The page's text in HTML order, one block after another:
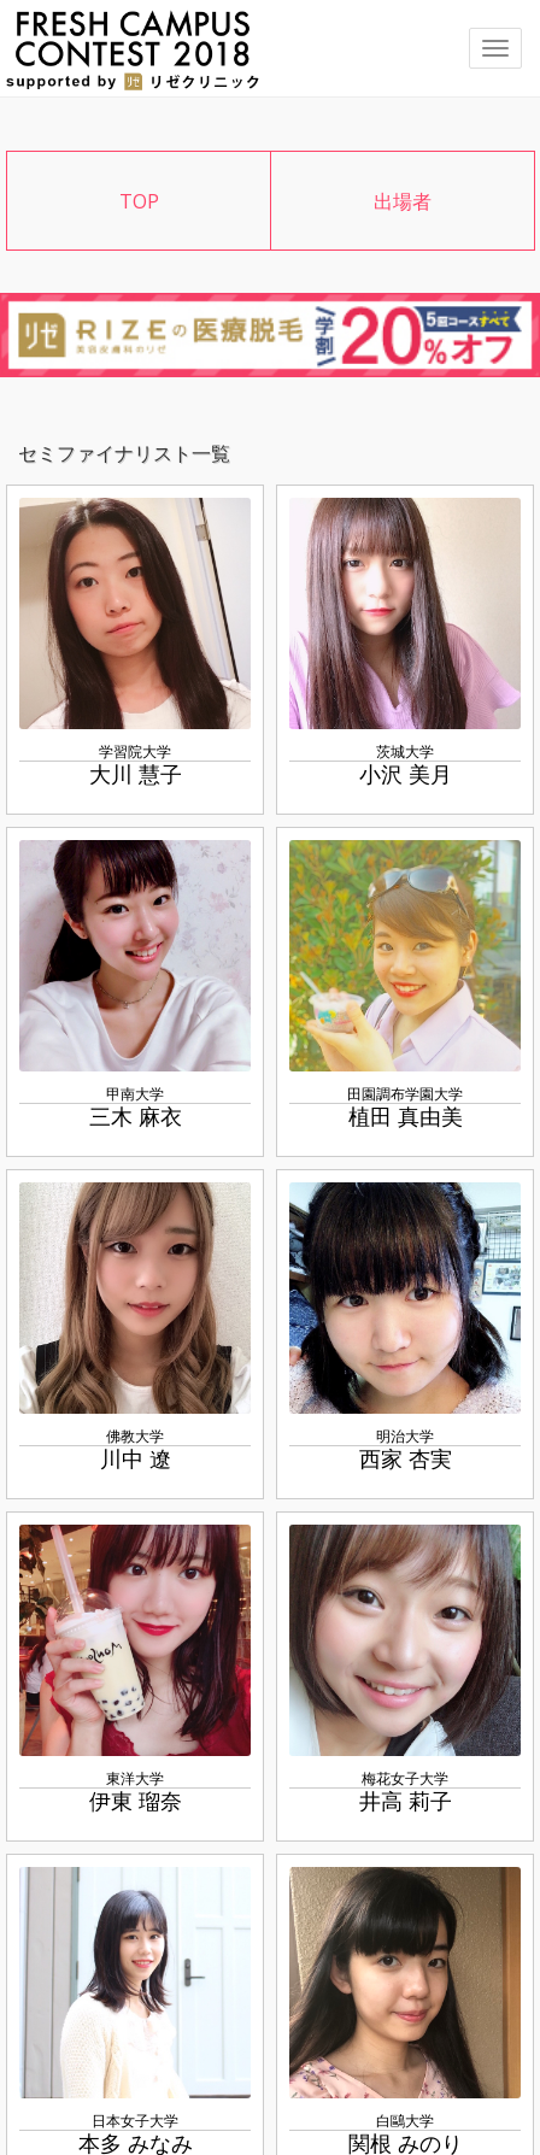
メ
TOP 出場者
セミファイナリスト一覧
学習院大学
大川 慧子
茨城大学
小沢 美月
甲南大学
三木 麻衣
田園調布学園大学
植田 真由美
佛教大学
川中 遼
明治大学
西家 杏実
東洋大学
伊東 瑠奈
梅花女子大学
井高 莉子
日本女子大学
本多 みなみ
白鷗大学
関根 みのり